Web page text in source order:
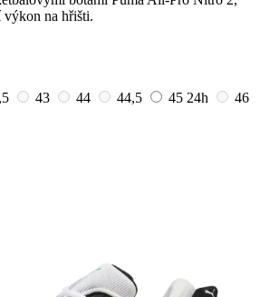
výkon na hřišti.
43 44 44,5 45 24h
46